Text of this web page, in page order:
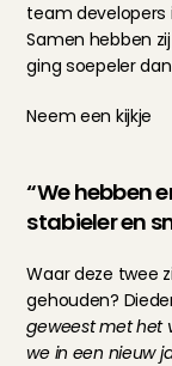
team developers
Samen hebben
ging soepeler
Neem een kijkje
“We hebben
stabieler en
Waar deze twee
gehouden?
geweest met het
we in een nieuw